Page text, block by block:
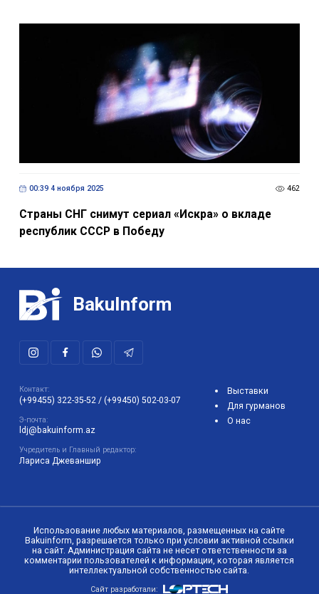
00:39 4 ноября 2025 462
Страны СНГ снимут сериал «Искра» о вкладе
республик СССР в Победу
BakuInform
Контакт:
(+99455) 322-35-52 / (+99450) 502-03-07
Э-почта:
ldj@bakuinform.az
Учредитель и Главный редактор:
Лариса Джеваншир
Выставки
Для гурманов
О нас
Использование любых материалов, размещенных на сайте
Bakuinform, разрешается только при условии активной ссылки
на сайт. Администрация сайта не несет ответственности за
комментарии пользователей к информации, которая является
интеллектуальной собственностью сайта.
Сайт разработали: